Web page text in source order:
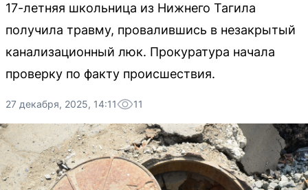
17-летняя школьница из Нижнего Тагила
получила травму, провалившись в незакрытый
канализационный люк. Прокуратура начала
проверку по факту происшествия.
27 декабря, 2025, 14:11 11